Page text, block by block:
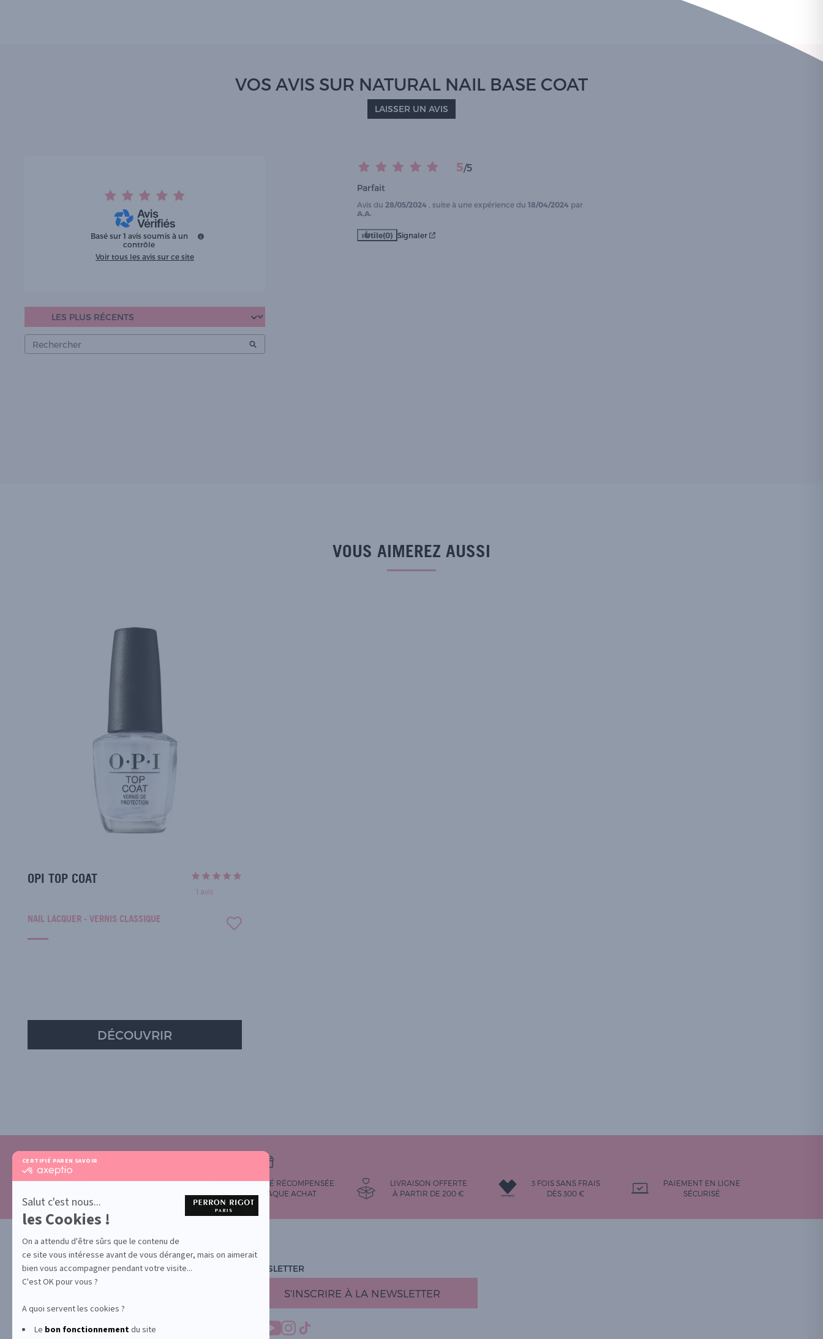
CERTIFIÉ PAR EN SAVOIR PLUS SUR
certifié
-
En
savoir
plus
sur
Axeptio
Salut c'est nous...
les Cookies !
On a attendu d'être sûrs que le contenu de
ce site vous intéresse avant de vous déranger, mais on aimerait
bien vous accompagner pendant votre visite...
C'est OK pour vous ?
A quoi servent les cookies ?
Le bon fonctionnementdu site
VOS AVIS SUR NATURAL NAIL BASE COAT
LAISSER UN AVIS
Basé sur 1 avis soumis à un
contrôle
Voir tous les avis sur ce site
5/5
Parfait
Avis du 28/05/2024 , suite à une expérience du 18/04/2024 par
A.A.
Utile(0) Signaler
VOUS AIMEREZ AUSSI
OPI TOP COAT
1 avis
NAIL LACQUER - VERNIS CLASSIQUE
DÉCOUVRIR
VOTRE FIDÉLITÉ RÉCOMPENSÉE
POUR CHAQUE ACHAT
LIVRAISON OFFERTE
À PARTIR DE 200 €
3 FOIS SANS FRAIS
DÈS 300 €
PAIEMENT EN LIGNE
SÉCURISÉ
NEWSLETTER
S'INSCRIRE À LA NEWSLETTER